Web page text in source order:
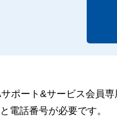
ポート&サービス会員
電話番号が必要です。